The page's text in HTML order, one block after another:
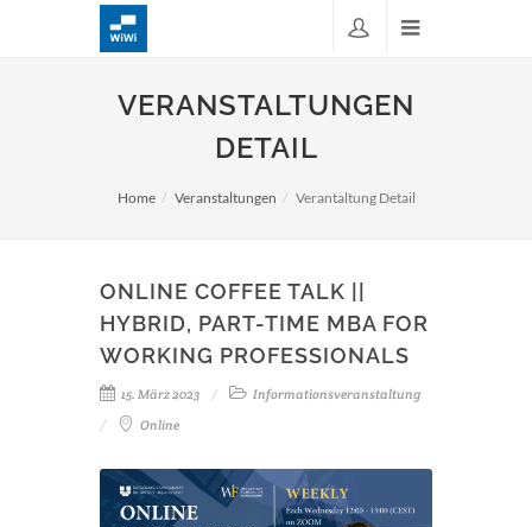
VERANSTALTUNGEN
DETAIL
Home Veranstaltungen Verantaltung Detail
ONLINE COFFEE TALK ||
HYBRID, PART-TIME MBA FOR
WORKING PROFESSIONALS
15. März 2023
Informationsveranstaltung
Online